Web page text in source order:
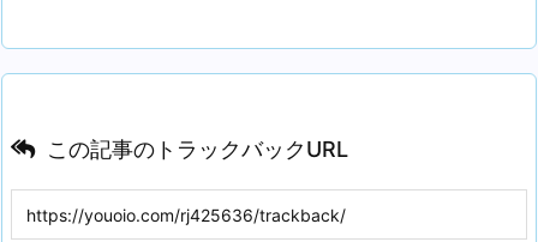
この記事のトラックバックURL